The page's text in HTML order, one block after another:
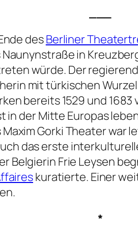
desBerliner
in
würde. Der
mit türkischen
bereits 1529 und
der Mitte Europas
Gorki Theater
das erste
Belgierin Frie Leysen
kuratierte. Einer
*